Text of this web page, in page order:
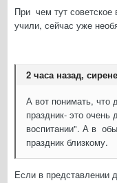
При чем тут
учили, сейчас уже
2 часа назад,
А вот понимать, что
праздник- это
воспитании". А в
праздник близкому.
Если в представлении